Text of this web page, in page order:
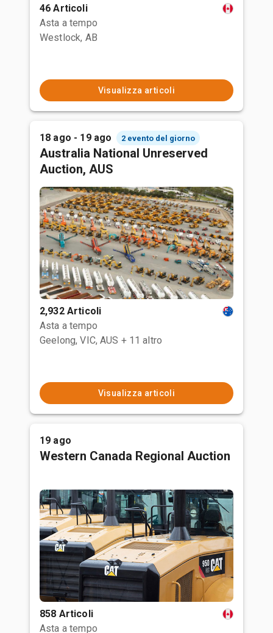
46 Articoli
Asta a tempo
Westlock, AB
Visualizza articoli
18 ago - 19 ago 2 evento del giorno
Australia National Unreserved
Auction, AUS
2,932 Articoli
Asta a tempo
Geelong, VIC, AUS + 11 altro
Visualizza articoli
19 ago
Western Canada Regional Auction
858 Articoli
Asta a tempo